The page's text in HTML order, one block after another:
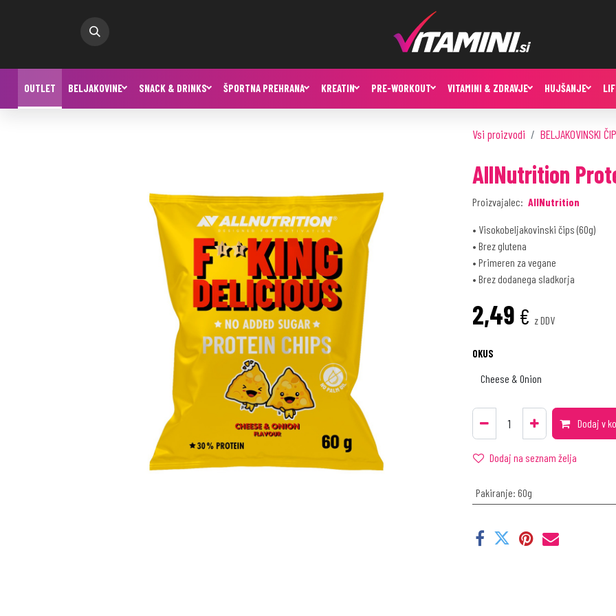
OUTLET BELJAKOVINE SNACK & DRINKS ŠPORTNA PREHRANA KREATIN PRE-WORKOUT VITAMINI & ZDRAVJE HUJŠANJE
Vsi proizvodi BELJAKOVINSKI
AllNutrition
Proizvajalec: AllNutrition
• Visokobeljakovinski čips (60g)
• Brez glutena
• Primeren za vegane
• Brez dodanega sladkorja
2,49 € z DDV
OKUS
Dodaj v
Dodaj na seznam želja
Pakiranje: 60g